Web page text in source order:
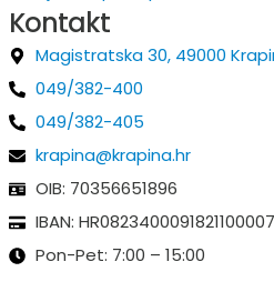
Kontakt
Magistratska 30, 49000
049/382-400
049/382-405
krapina@krapina.hr
OIB: 70356651896
IBAN: HR0823400091821100007
Pon-Pet: 7:00 – 15:00